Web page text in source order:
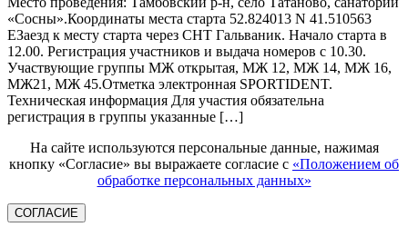
«Сосны».Координаты места старта 52.824013 N 41.510563
EЗаезд к месту старта через СНТ Гальваник. Начало старта в
12.00. Регистрация участников и выдача номеров с 10.30.
Участвующие группы МЖ открытая, МЖ 12, МЖ 14, МЖ 16,
МЖ21, МЖ 45.Отметка электронная SPORTIDENT.
Техническая информация Для участия обязательна
регистрация в группы указанные […]
На сайте используются персональные данные, нажимая
кнопку «Согласие» вы выражаете согласие с «Положением об
обработке персональных данных»
СОГЛАСИЕ